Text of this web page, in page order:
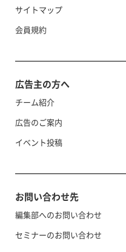
サイトマップ
会員規約
広告主の方へ
チーム紹介
広告のご案内
イベント投稿
お問い合わせ先
編集部へのお問い合わせ
セミナーのお問い合わせ